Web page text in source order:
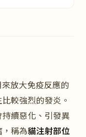
放大免疫反應的
較強烈的發炎。
續惡化、引發異
稱為貓注射部位